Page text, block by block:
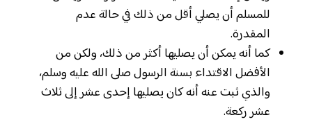
للمسلم أن يصلي أقل من ذلك في حالة عدم
المقدرة.
كما أنه يمكن أن يصليها أكثر من ذلك، ولكن من
الأفضل الاقتداء بسنة الرسول صلى الله عليه وسلم،
والذي ثبت عنه أنه كان يصليها إحدى عشر إلى ثلاث
عشر ركعة.